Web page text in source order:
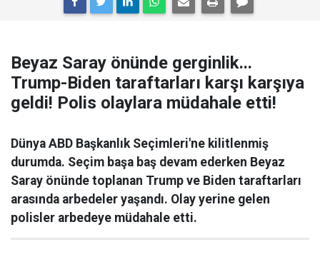
Beyaz Saray önünde gerginlik...
Trump-Biden taraftarları karşı karşıya
geldi! Polis olaylara müdahale etti!
Dünya ABD Başkanlık Seçimleri'ne kilitlenmiş
durumda. Seçim başa baş devam ederken Beyaz
Saray önünde toplanan Trump ve Biden taraftarları
arasında arbedeler yaşandı. Olay yerine gelen
polisler arbedeye müdahale etti.